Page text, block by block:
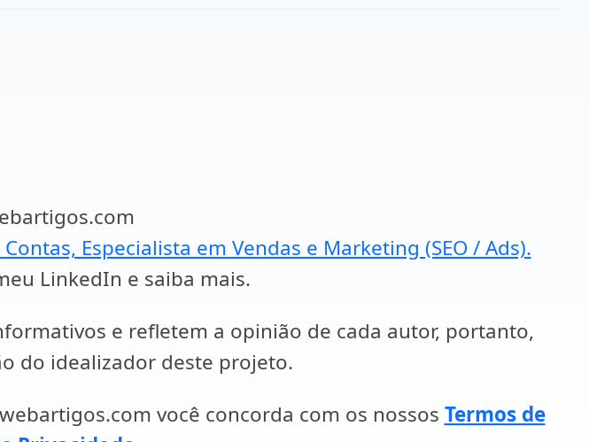
Especialista em Vendas e Marketing (SEO / Ads).
LinkedIn e saiba mais.
e refletem a opinião de cada autor, portanto,
do idealizador deste projeto.
você concorda com os nossos Termos de